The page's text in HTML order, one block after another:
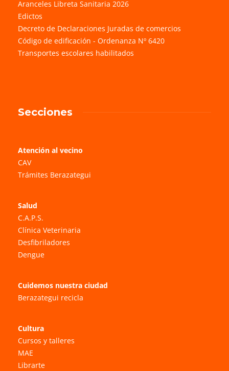
Aranceles Libreta Sanitaria 2026
Edictos
Decreto de Declaraciones Juradas de comercios
Código de edificación - Ordenanza Nº 6420
Transportes escolares habilitados
Secciones
Atención al vecino
CAV
Trámites Berazategui
Salud
C.A.P.S.
Clínica Veterinaria
Desfibriladores
Dengue
Cuidemos nuestra ciudad
Berazategui recicla
Cultura
Cursos y talleres
MAE
Librarte